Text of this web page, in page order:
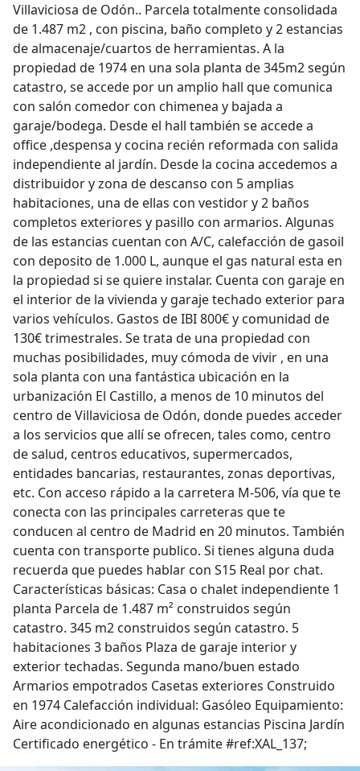
Villaviciosa de Odón.. Parcela totalmente consolidada
de 1.487 m2 , con piscina, baño completo y 2 estancias
de almacenaje/cuartos de herramientas. A la
propiedad de 1974 en una sola planta de 345m2 según
catastro, se accede por un amplio hall que comunica
con salón comedor con chimenea y bajada a
garaje/bodega. Desde el hall también se accede a
office ,despensa y cocina recién reformada con salida
independiente al jardín. Desde la cocina accedemos a
distribuidor y zona de descanso con 5 amplias
habitaciones, una de ellas con vestidor y 2 baños
completos exteriores y pasillo con armarios. Algunas
de las estancias cuentan con A/C, calefacción de gasoil
con deposito de 1.000 L, aunque el gas natural esta en
la propiedad si se quiere instalar. Cuenta con garaje en
el interior de la vivienda y garaje techado exterior para
varios vehículos. Gastos de IBI 800€ y comunidad de
130€ trimestrales. Se trata de una propiedad con
muchas posibilidades, muy cómoda de vivir , en una
sola planta con una fantástica ubicación en la
urbanización El Castillo, a menos de 10 minutos del
centro de Villaviciosa de Odón, donde puedes acceder
a los servicios que allí se ofrecen, tales como, centro
de salud, centros educativos, supermercados,
entidades bancarias, restaurantes, zonas deportivas,
etc. Con acceso rápido a la carretera M-506, vía que te
conecta con las principales carreteras que te
conducen al centro de Madrid en 20 minutos. También
cuenta con transporte publico. Si tienes alguna duda
recuerda que puedes hablar con S15 Real por chat.
Características básicas: Casa o chalet independiente 1
planta Parcela de 1.487 m² construidos según
catastro. 345 m2 construidos según catastro. 5
habitaciones 3 baños Plaza de garaje interior y
exterior techadas. Segunda mano/buen estado
Armarios empotrados Casetas exteriores Construido
en 1974 Calefacción individual: Gasóleo Equipamiento:
Aire acondicionado en algunas estancias Piscina Jardín
Certificado energético - En trámite #ref:XAL_137;